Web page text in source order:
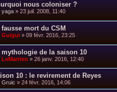
nous coloniser ?
yaga » 23 juil. 2008, 11:40
fausse mort du CSM
Guigui » 09 févr. 2016, 23:25
mythologie de la saison 10
LeMartien » 26 janv. 2016, 12:40
10 : le revirement de Reyes
Gruic » 24 févr. 2016, 14:06